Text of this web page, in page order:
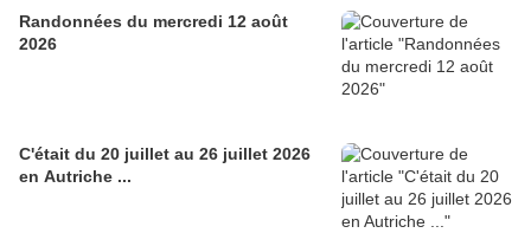
Randonnées du mercredi 12 août
2026
C'était du 20 juillet au 26 juillet 2026
en Autriche ...